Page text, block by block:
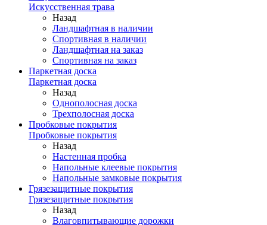
Искусственная трава
Назад
Ландшафтная в наличии
Спортивная в наличии
Ландшафтная на заказ
Спортивная на заказ
Паркетная доска
Паркетная доска
Назад
Однополосная доска
Трехполосная доска
Пробковые покрытия
Пробковые покрытия
Назад
Настенная пробка
Напольные клеевые покрытия
Напольные замковые покрытия
Грязезащитные покрытия
Грязезащитные покрытия
Назад
Влаговпитывающие дорожки